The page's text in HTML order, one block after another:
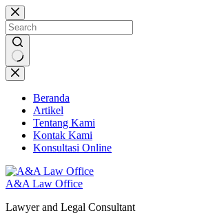
Skip
to
content
No
results
Beranda
Artikel
Tentang Kami
Kontak Kami
Konsultasi Online
A&A Law Office
Lawyer and Legal Consultant